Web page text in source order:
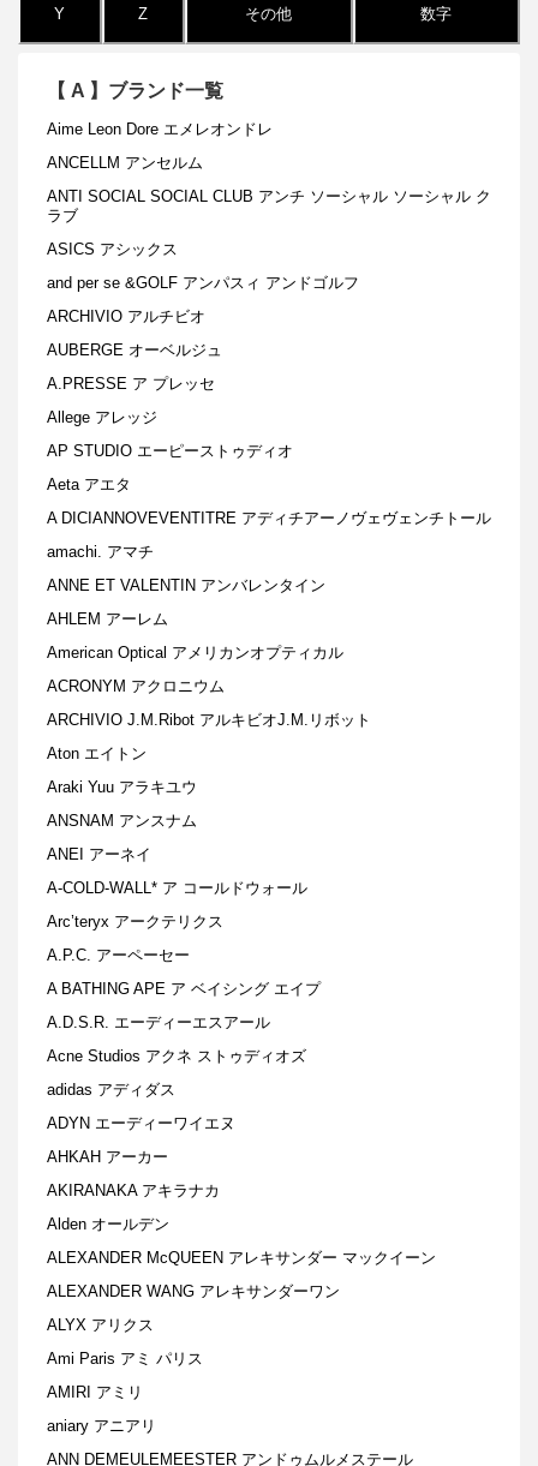
Y Z その他 数字
【 A 】ブランド一覧
Aime Leon Dore エメレオンドレ
ANCELLM アンセルム
ANTI SOCIAL SOCIAL CLUB アンチ ソーシャル ソーシャル ク
ラブ
ASICS アシックス
and per se &GOLF アンパスィ アンドゴルフ
ARCHIVIO アルチビオ
AUBERGE オーベルジュ
A.PRESSE ア プレッセ
Allege アレッジ
AP STUDIO エーピーストゥディオ
Aeta アエタ
A DICIANNOVEVENTITRE アディチアーノヴェヴェンチトール
amachi. アマチ
ANNE ET VALENTIN アンバレンタイン
AHLEM アーレム
American Optical アメリカンオプティカル
ACRONYM アクロニウム
ARCHIVIO J.M.Ribot アルキビオJ.M.リボット
Aton エイトン
Araki Yuu アラキユウ
ANSNAM アンスナム
ANEI アーネイ
A-COLD-WALL* ア コールドウォール
Arc’teryx アークテリクス
A.P.C. アーペーセー
A BATHING APE ア ベイシング エイプ
A.D.S.R. エーディーエスアール
Acne Studios アクネ ストゥディオズ
adidas アディダス
ADYN エーディーワイエヌ
AHKAH アーカー
AKIRANAKA アキラナカ
Alden オールデン
ALEXANDER McQUEEN アレキサンダー マックイーン
ALEXANDER WANG アレキサンダーワン
ALYX アリクス
Ami Paris アミ パリス
AMIRI アミリ
aniary アニアリ
ANN DEMEULEMEESTER アンドゥムルメステール